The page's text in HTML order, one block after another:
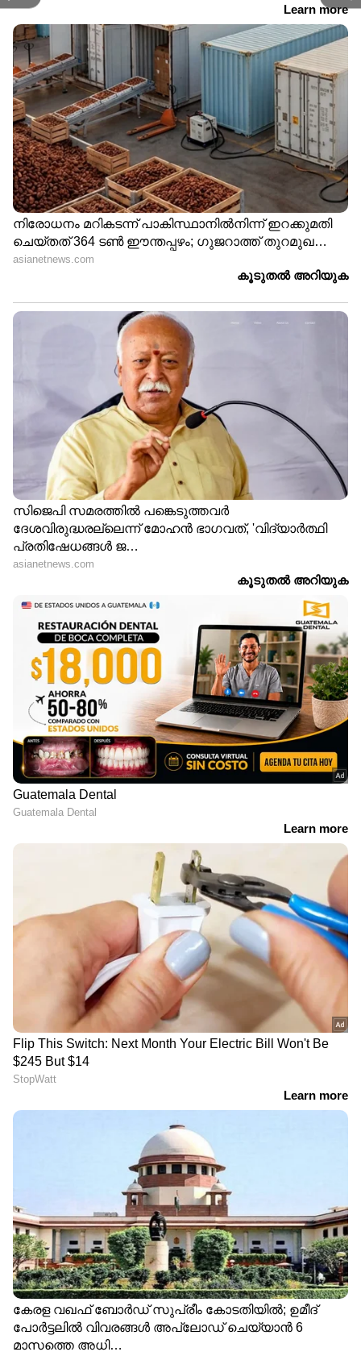
ട്രോഫി തിരികെ കിട്ടിയതോടെ പിക്ക്ബിൾസ്
രാജ്യാന്തര തലത്തിൽ ശ്രദ്ധിക്കപ്പെട്ടു. ടിവി
പ്രോഗ്രാമുകളിലും, 'ദി സ്പൈ വിത്ത് എ
കോൾഡ് നോസ്' എന്ന സിനിമയിലും ഈ
മിടുക്കൻ നായ പ്രത്യക്ഷപ്പെട്ടു. നാഷണൽ
കനൈൻ ഡിഫൻസ് ലീഗിന്‍റെ മെഡലും, ഒരു
വർഷത്തേക്കുള്ള സൌജന്യ ഡോഗ് ഫുഡും
പിക്ക്ബിൾസിന് സമ്മാനമായി ലഭിച്ചു.
കോർബെറ്റിന് 5,000 പൗണ്ട് സമ്മാനത്തുകയും
കിട്ടി. ഇംഗ്ലണ്ട് ടീമിന്‍റെ ലോകകപ്പ് വിജയ
വിരുന്നിലേക്ക് കോർബെറ്റിനും
പിക്ക്ബിൾസിനും ക്ഷണവും ലഭിച്ചു.
ഇംഗ്ലണ്ടിന്‍റെ ചരിത്ര വിജയം
ട്രോഫി കണ്ടെത്തി കൃത്യം നാല് മാസങ്ങൾക്ക്
ശേഷം, ഫുട്ബോൾ ചരിത്രത്തിലെ സുവർണ്ണ
അധ്യായങ്ങളിലൊന്ന് ഇംഗ്ലണ്ട് കുറിച്ചു. 1966
-ലെ ആവേശകരമായ ഫൈനലിൽ എക്സ്ട്രാ
ടൈമിൽ പശ്ചിമ ജർമ്മനിയെ 4 - 2 -ന്
തോൽപ്പിച്ച് ഇംഗ്ലണ്ട് ആദ്യമായി ഫുട്ബോൾ
ലോകക്കപ്പ് കിരീടം ചൂടി. മത്സരത്തിൽ
ഇംഗ്ലണ്ടിന്‍റെ ജിയോഫ് ഹർസ്റ്റ് ചരിത്ര
പ്രസിദ്ധമായ ഹാട്രിക് നേടി. ഒരു ലോകകപ്പ്
ഫൈനലിൽ ഹാട്രിക് നേടുന്ന ആദ്യ
കളിക്കാരനായി അദ്ദേഹം മാറി. ഈ റെക്കോർഡ്
പിന്നീട് തകരാതെ 56 വർഷം നീണ്ടുനിന്നു.
ഒടുവിൽ 2022 ലോകകപ്പ് ഫൈനലിൽ
അർജന്‍റീനയ്ക്കെതിരെ ഫ്രാൻസിന് വേണ്ടി
കൈലിയൻ എംബാപ്പെയാണ് ഈ
നേട്ടത്തിനൊപ്പം എത്തിയത്. എങ്കിലും ആ
ഫൈനലിൽ പെനാൾട്ടി ഗോളിൽ അർജന്‍റീന
വിജയം നേടി.
അന്ന്, ഇംഗ്ലണ്ട് ക്യാപ്റ്റൻ ബോബി മൂർ
അഭിമാനത്തോടെ വാനിലുയർത്തിയത്,
മാസങ്ങൾക്ക് മുൻപ് നഷ്ടപ്പെട്ടു പോയെന്ന്
എല്ലാവരും കരുതിയ അതേ ജൂൾസ് റിമെറ്റ്
ട്രോഫിയായിരുന്നു. ഇംഗ്ലണ്ട് ടീമിന്‍റെ ആ
വിജയാഘോഷങ്ങളിൽ പങ്കുചേരാൻ
പിക്ക്ബിൾസും അവിടെയുണ്ടായിരുന്നു. ഒരു
വർഷത്തിന് ശേഷം പിക്ക്ബിൾസ് മരണപ്പെട്ടു,
എങ്കിലും 1966 ഫിഫ ലോകകപ്പിനെ വലിയൊരു
ദുരന്തത്തിൽ നിന്ന് രക്ഷിച്ച ആ മിടുക്കൻ
നായയുടെ ഓർമ്മകൾ ഫുട്ബോൾ
ചരിത്രത്തിൽ ഇന്നും ജീവിക്കുന്നു.